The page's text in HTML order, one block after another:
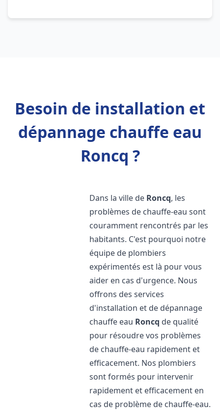
Besoin de installation et
dépannage chauffe eau
Roncq ?
Dans la ville de Roncq, les
problèmes de chauffe-eau sont
couramment rencontrés par les
habitants. C'est pourquoi notre
équipe de plombiers
expérimentés est là pour vous
aider en cas d'urgence. Nous
offrons des services
d'installation et de dépannage
chauffe eau Roncq de qualité
pour résoudre vos problèmes
de chauffe-eau rapidement et
efficacement. Nos plombiers
sont formés pour intervenir
rapidement et efficacement en
cas de problème de chauffe-eau.